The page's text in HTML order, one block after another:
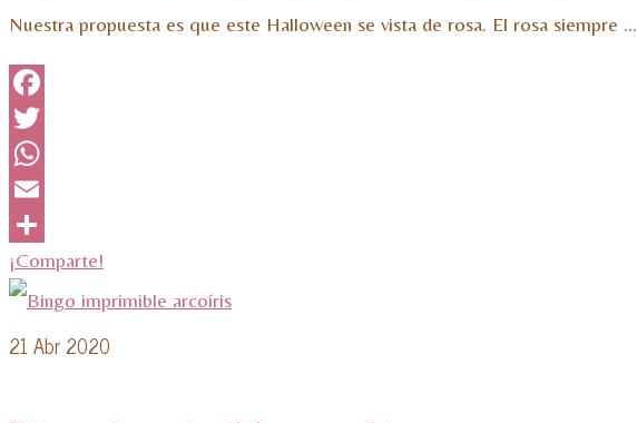
Nuestra propuesta es que este Halloween se vista de rosa. El rosa siempre …
Facebook
Twitter
WhatsApp
Email
¡Comparte!
21 Abr 2020